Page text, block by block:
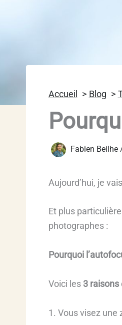
Accueil Blog
Fabien Beilhe
Aujourd’hui, je
Et plus
photographes :
Pourquoi
Voici les 3 raisons
1. Vous visez une